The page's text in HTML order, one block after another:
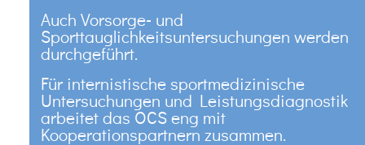
Auch Vorsorge- und
Sporttauglichkeitsuntersuchungen werden
durchgeführt.
Für internistische sportmedizinische
Untersuchungen und Leistungsdiagnostik
arbeitet das OCS eng mit
Kooperationspartnern zusammen.